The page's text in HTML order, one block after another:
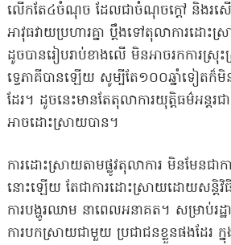
លើកតែ៤ចំណុច ដែលជាចំណុចក្តៅ​ និងរសើ
អាវុធវាយប្រហារគ្នា ប្តឹងទៅតុលាការដោ
ដូចបានរៀបរាប់ខាងលើ មិនអាចរកការស្រុះ
ទ្វេភាគីបានឡើយ សូម្បីតែ១០០ឆ្នាំទៀតក៏
ដែរ។ ដូចនេះមានតែតុលាការយុត្តិធម៌អន្ត
អាចដោះស្រាយបាន។
ការដោះស្រាយតាមផ្លូវតុលាការ មិនមែនជាក
នោះឡើយ តែជាការដោះស្រាយដោយសន្តិវិធី
ការបង្ហូរឈាម នាពេលអនាគត។ សម្រាប់រ
ការបកស្រាយជាមួយ ប្រជាជនខ្លួនផងដែរ